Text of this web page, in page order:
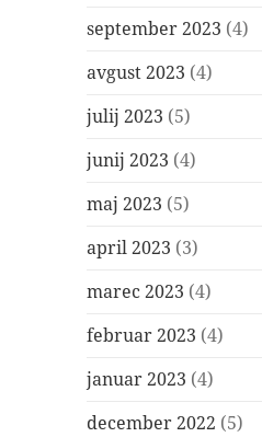
september 2023 (4)
avgust 2023 (4)
julij 2023 (5)
junij 2023 (4)
maj 2023 (5)
april 2023 (3)
marec 2023 (4)
februar 2023 (4)
januar 2023 (4)
december 2022 (5)